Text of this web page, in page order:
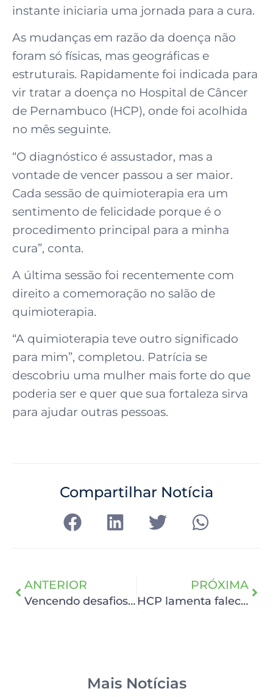
instante iniciaria uma jornada para a cura.
As mudanças em razão da doença não
foram só físicas, mas geográficas e
estruturais. Rapidamente foi indicada para
vir tratar a doença no Hospital de Câncer
de Pernambuco (HCP), onde foi acolhida
no mês seguinte.
“O diagnóstico é assustador, mas a
vontade de vencer passou a ser maior.
Cada sessão de quimioterapia era um
sentimento de felicidade porque é o
procedimento principal para a minha
cura”, conta.
A última sessão foi recentemente com
direito a comemoração no salão de
quimioterapia.
“A quimioterapia teve outro significado
para mim”, completou. Patrícia se
descobriu uma mulher mais forte do que
poderia ser e quer que sua fortaleza sirva
para ajudar outras pessoas.
Compartilhar Notícia
ANTERIOR
Vencendo desafios com leveza
PRÓXIMA
HCP lamenta falecimento de Rebeca Coelho
Mais Notícias